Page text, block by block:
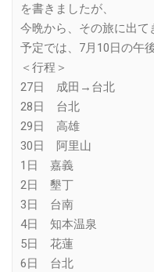
を書きましたが、
今晩から、その旅に出て
予定では、7月10日の午
＜行程＞
27日 成田→台北
28日 台北
29日 高雄
30日 阿里山
1日 嘉義
2日 墾丁
3日 台南
4日 知本温泉
5日 花蓮
6日 台北